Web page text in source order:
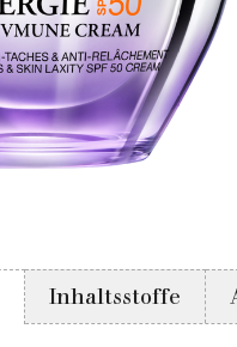
Inhaltsstoffe